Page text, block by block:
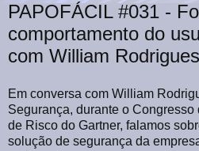
PAPOFÁCIL #031 -
comportamento do
com William Rodrigues
Em conversa com William
Segurança, durante o
de Risco do Gartner, falamos
solução de segurança da